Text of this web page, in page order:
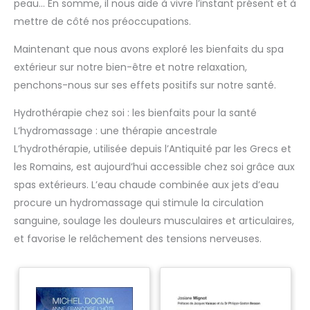
garantie : Nous nous engageons à vous satisfaire à 100 % et
meilleure expérience d'achat possible. Tous nos produits N
peau… En somme, il nous aide à vivre l’instant présent et à
mettre de côté nos préoccupations.
Maintenant que nous avons exploré les bienfaits du spa
extérieur sur notre bien-être et notre relaxation,
penchons-nous sur ses effets positifs sur notre santé.
Hydrothérapie chez soi : les bienfaits pour la santé
L’hydromassage : une thérapie ancestrale
L’hydrothérapie, utilisée depuis l’Antiquité par les Grecs et
les Romains, est aujourd’hui accessible chez soi grâce aux
spas extérieurs. L’eau chaude combinée aux jets d’eau
procure un hydromassage qui stimule la circulation
sanguine, soulage les douleurs musculaires et articulaires,
et favorise le relâchement des tensions nerveuses.